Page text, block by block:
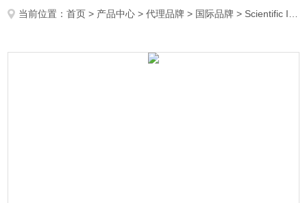
当前位置：首页 > 产品中心 >代理品牌 > 国际品牌 > Scientific Industries 特约代理